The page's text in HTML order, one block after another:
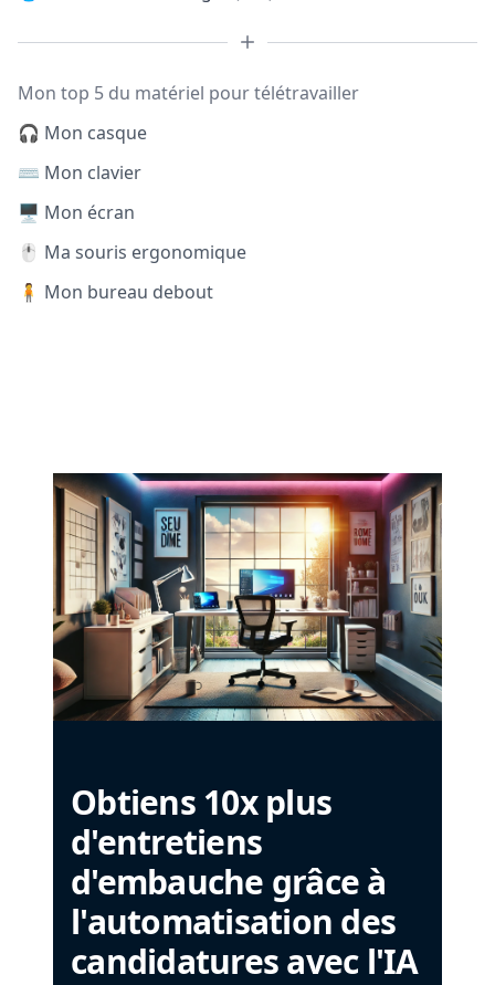
Mon top 5 du matériel pour télétravailler
🎧 Mon casque
⌨️ Mon clavier
🖥️ Mon écran
🖱️ Ma souris ergonomique
🧍 Mon bureau debout
Obtiens 10x plus
d'entretiens
d'embauche grâce à
l'automatisation des
candidatures avec l'IA